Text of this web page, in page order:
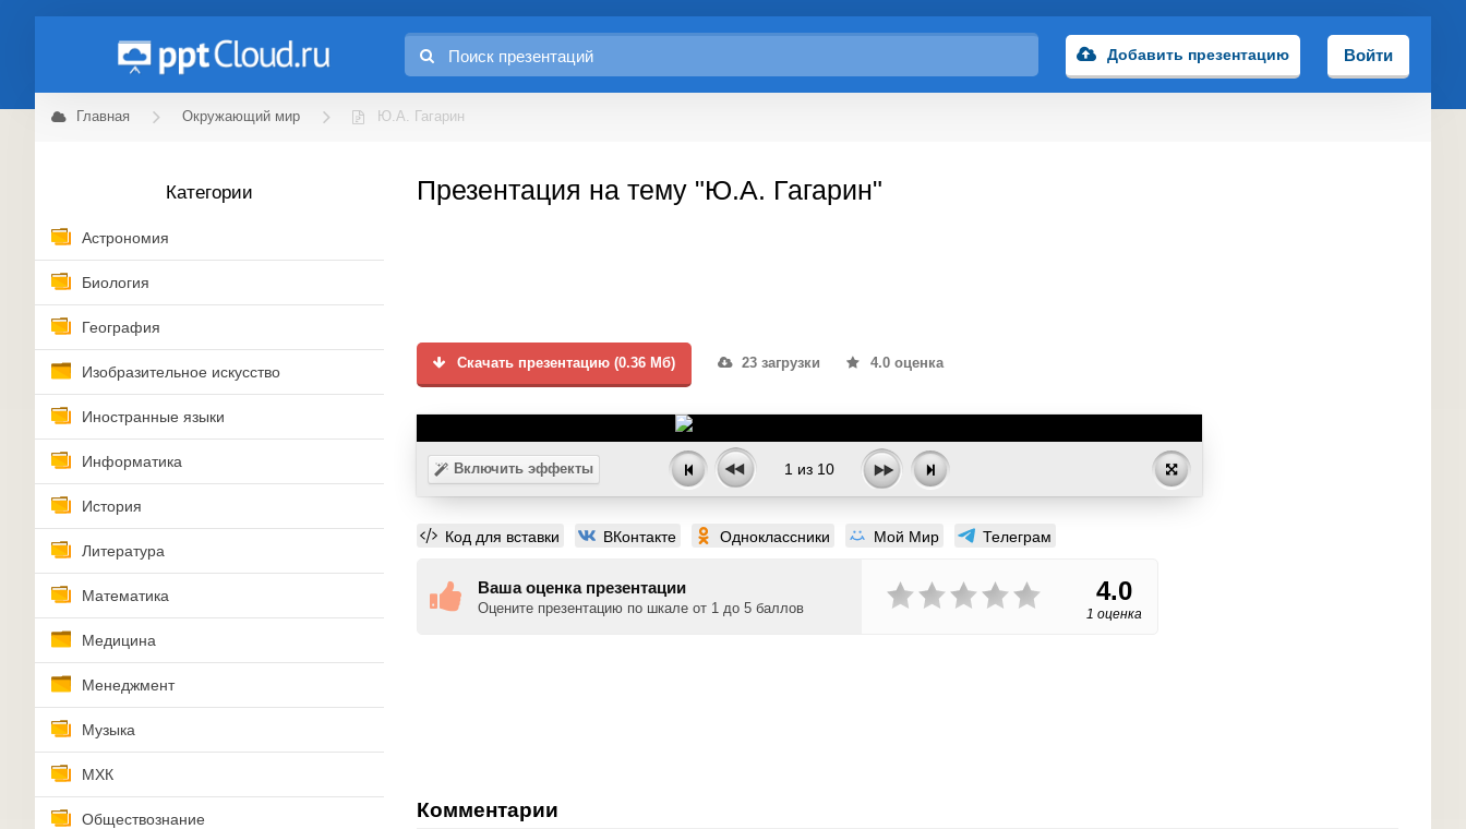
Добавить презентацию Войти
Главная Окружающий мир Ю.А. Гагарин
Категории
Астрономия
Биология
География
Изобразительное искусство
Иностранные языки
Информатика
История
Литература
Математика
Медицина
Менеджмент
Музыка
МХК
Обществознание
Презентация на тему "Ю.А. Гагарин"
Скачать презентацию (0.36 Мб) 23 загрузки 4.0 оценка
Включить эффекты 1 из 10
Код для вставки ВКонтакте Одноклассники Мой Мир Телеграм
Ваша оценка презентации
Оцените презентацию по шкале от 1 до 5 баллов
4.0
1 оценка
Комментарии